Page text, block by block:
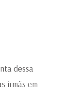
dessa
irmãs em